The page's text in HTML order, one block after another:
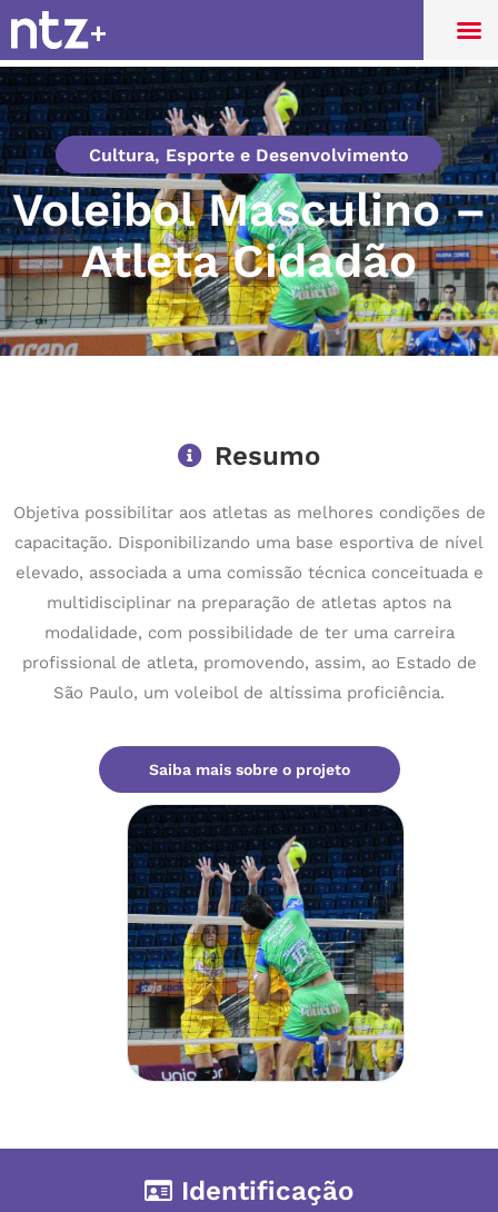
Cultura, Esporte e Desenvolvimento
Voleibol Masculino –
Atleta Cidadão
Resumo
Objetiva possibilitar aos atletas as melhores condições de
capacitação. Disponibilizando uma base esportiva de nível
elevado, associada a uma comissão técnica conceituada e
multidisciplinar na preparação de atletas aptos na
modalidade, com possibilidade de ter uma carreira
profissional de atleta, promovendo, assim, ao Estado de
São Paulo, um voleibol de altíssima proficiência.
Saiba mais sobre o projeto
Identificação